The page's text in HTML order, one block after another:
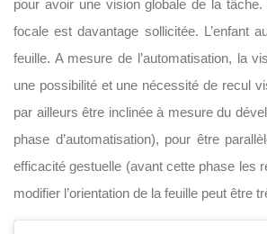
pour avoir une vision globale de la
focale est davantage sollicitée. L’enfant
feuille. A mesure de l’automatisation, la
une possibilité et une nécessité de recul
par ailleurs être inclinée à mesure du
phase d’automatisation), pour être
efficacité gestuelle (avant cette phase les
modifier l’orientation de la feuille peut être